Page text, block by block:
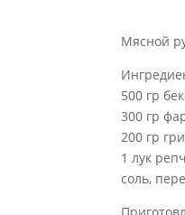
Мясной
500 гр
300 гр
200 гр
1 лук
соль,